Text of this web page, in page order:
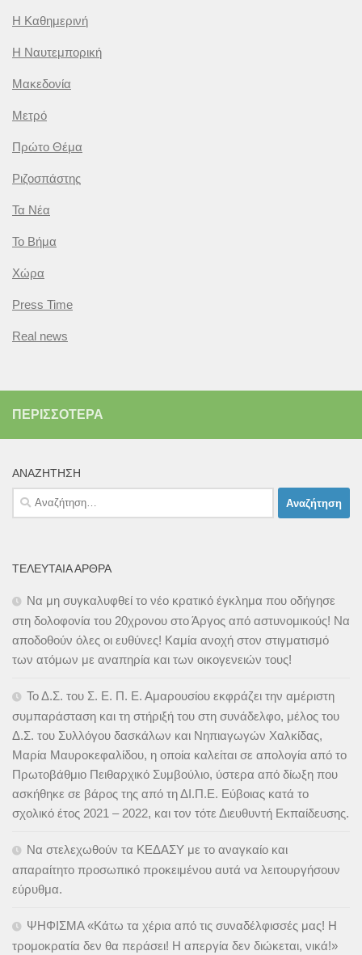
Η Καθημερινή
Η Ναυτεμπορική
Μακεδονία
Μετρό
Πρώτο Θέμα
Ριζοσπάστης
Τα Νέα
Το Βήμα
Χώρα
Press Time
Real news
ΠΕΡΙΣΣΌΤΕΡΑ
ΑΝΑΖΉΤΗΣΗ
Αναζήτηση
για:
ΤΕΛΕΥΤΑΊΑ ΆΡΘΡΑ
Να μη συγκαλυφθεί το νέο κρατικό έγκλημα που οδήγησε
στη δολοφονία του 20χρονου στο Άργος από αστυνομικούς! Να
αποδοθούν όλες οι ευθύνες! Καμία ανοχή στον στιγματισμό
των ατόμων με αναπηρία και των οικογενειών τους!
Το Δ.Σ. του Σ. Ε. Π. Ε. Αμαρουσίου εκφράζει την αμέριστη
συμπαράσταση και τη στήριξή του στη συνάδελφο, μέλος του
Δ.Σ. του Συλλόγου δασκάλων και Νηπιαγωγών Χαλκίδας,
Μαρία Μαυροκεφαλίδου, η οποία καλείται σε απολογία από το
Πρωτοβάθμιο Πειθαρχικό Συμβούλιο, ύστερα από δίωξη που
ασκήθηκε σε βάρος της από τη ΔΙ.Π.Ε. Εύβοιας κατά το
σχολικό έτος 2021 – 2022, και τον τότε Διευθυντή Εκπαίδευσης.
Να στελεχωθούν τα ΚΕΔΑΣΥ με το αναγκαίο και
απαραίτητο προσωπικό προκειμένου αυτά να λειτουργήσουν
εύρυθμα.
ΨΗΦΙΣΜΑ «Κάτω τα χέρια από τις συναδέλφισσές μας! Η
τρομοκρατία δεν θα περάσει! Η απεργία δεν διώκεται, νικά!»